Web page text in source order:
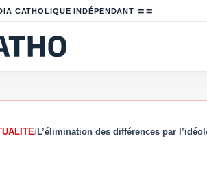
CATHOLIQUE INDÉPENDANT 〓〓
/L’élimination des différences par